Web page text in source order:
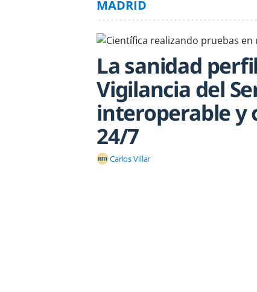
MADRID
La sanidad
Vigilancia del
interoperable y
24/7
Carlos Villar